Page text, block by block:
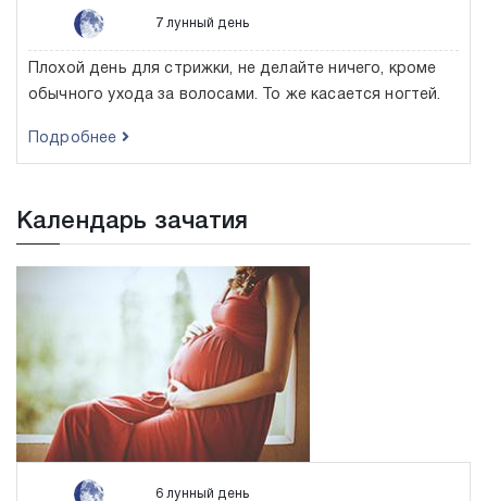
7 лунный день
Плохой день для стрижки, не делайте ничего, кроме
обычного ухода за волосами. То же касается ногтей.
Подробнее
Календарь зачатия
6 лунный день